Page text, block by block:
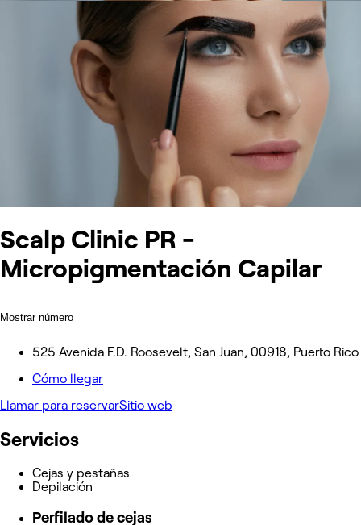
Scalp Clinic PR -
Micropigmentación Capilar
Mostrar número
525 Avenida F.D. Roosevelt, San Juan, 00918, Puerto Rico
Cómo llegar
Llamar para reservarSitio web
Servicios
Cejas y pestañas
Depilación
Perfilado de cejas